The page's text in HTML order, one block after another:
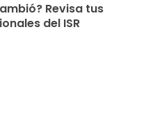
Revisa tus
del ISR